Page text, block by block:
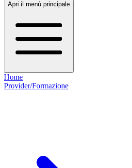
Apri il menù principale
Home
Provider/Formazione